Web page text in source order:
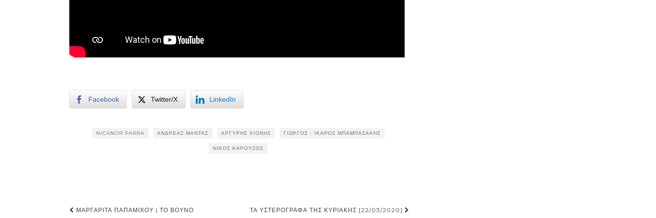
Facebook Twitter/X LinkedIn
NICANOR PARRA ΑΝΔΡΈΑΣ ΜΑΝΤΆΣ ΑΡΓΎΡΗΣ ΧΙΌΝΗΣ ΓΙΏΡΓΟΣ - ΊΚΑΡΟΣ ΜΠΑΜΠΑΣΆΚΗΣ
ΝΊΚΟΣ ΚΑΡΟΎΖΟΣ
Post
ΜΑΡΓΑΡΊΤΑ ΠΑΠΑΜΊΧΟΥ | ΤΟ ΒΟΥΝΌ ΤΑ ΥΣΤΕΡΌΓΡΑΦΑ ΤΗΣ ΚΥΡΙΑΚΉΣ [22/03/2020]